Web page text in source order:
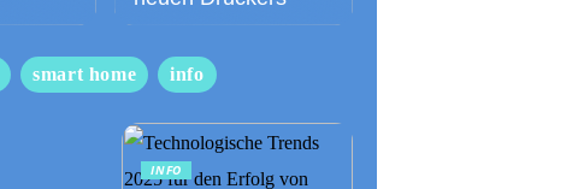
smart home info
INFO